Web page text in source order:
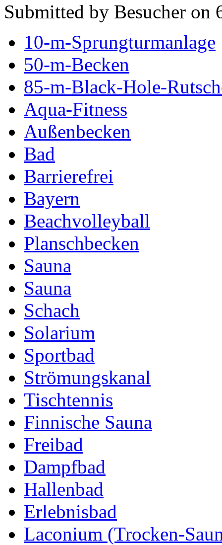
Submitted by Besucher on
10-m-Sprungturmanlage
50-m-Becken
85-m-Black-Hole-
Aqua-Fitness
Außenbecken
Bad
Barrierefrei
Bayern
Beachvolleyball
Planschbecken
Sauna
Sauna
Schach
Solarium
Sportbad
Strömungskanal
Tischtennis
Finnische Sauna
Freibad
Dampfbad
Hallenbad
Erlebnisbad
Laconium (Trocken-